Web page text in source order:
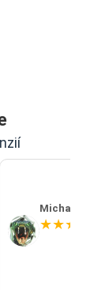
Michal Szabo
★★★